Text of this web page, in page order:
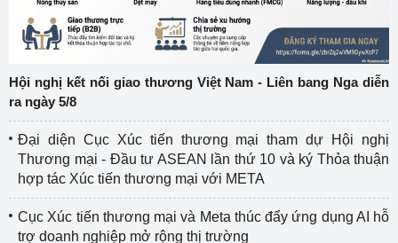
Hội nghị kết nối giao thương Việt Nam - Liên bang Nga diễn
ra ngày 5/8
Đại diện Cục Xúc tiến thương mại tham dự Hội nghị
Thương mại - Đầu tư ASEAN lần thứ 10 và ký Thỏa thuận
hợp tác Xúc tiến thương mại với META
Cục Xúc tiến thương mại và Meta thúc đẩy ứng dụng AI hỗ
trợ doanh nghiệp mở rộng thị trường